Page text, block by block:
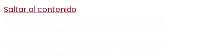
Saltar al contenido